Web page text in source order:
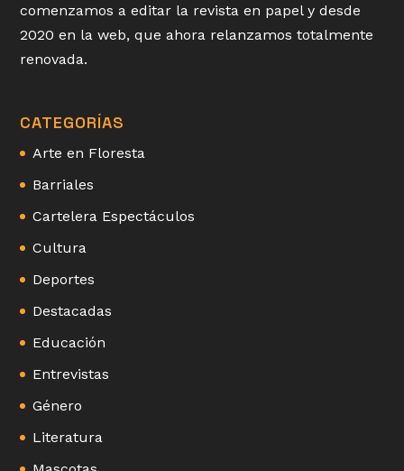
comenzamos a editar la revista en papel y desde
2020 en la web, que ahora relanzamos totalmente
renovada.
CATEGORÍAS
Arte en Floresta
Barriales
Cartelera Espectáculos
Cultura
Deportes
Destacadas
Educación
Entrevistas
Género
Literatura